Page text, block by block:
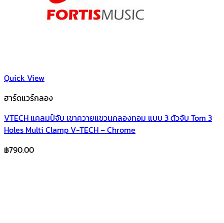
Quick View
ฮาร์ดแวร์กลอง
VTECH แคลมป์จับ เขาควายแขวนกลองทอม แบบ 3 ตัวจับ Tom 3
Holes Multi Clamp V-TECH – Chrome
฿790.00